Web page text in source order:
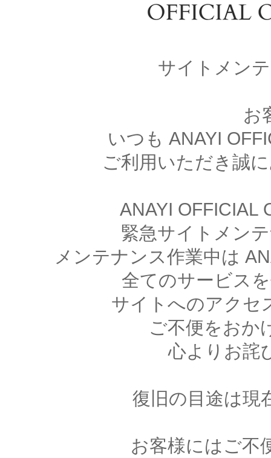
サイトメン
お
いつも ANAYI
ご利用いただき誠
ANAYI OFFICIAL
緊急サイトメン
メンテナンス作業中は
全てのサービス
サイトへのアクセ
ご不便をおか
心よりお詫
復旧の目途は現
お客様にはご不